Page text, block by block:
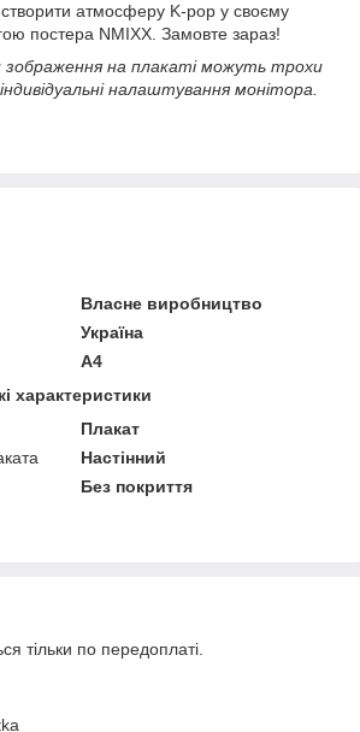
атмосферу K-pop у своєму
постера NMIXX. Замовте зараз!
зображення на плакаті можуть трохи
налаштування монітора.
Власне виробництво
Україна
A4
характеристики
Плакат
Настінний
Без покриття
тільки по передоплаті.